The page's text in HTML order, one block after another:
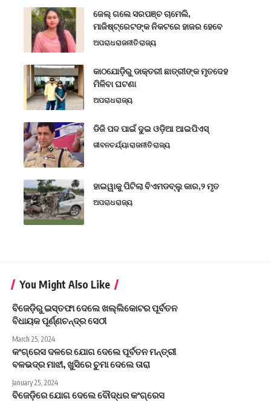
ଜେଲ୍ ଗଲେ ସରପଞ୍ଚ ଚାମେଲି,
ମାଜିଷ୍ଟ୍ରେଟଙ୍କ ନିକଟରେ ହାଜର ହେବେ
ଅପରାଧରାଜନୀତିରାଜ୍ୟ
କାଠଯୋଡ଼ିରୁ ଡାକ୍ତରୀ ଛାତ୍ରୀଙ୍କ ମୃତଦେହ
ମିଳିବା ଘଟଣା
ଅପରାଧରାଜ୍ୟ
ଡିଜି ପଦ ପାଇଁ ଦୁଇ ଓଡ଼ିଆ ଆଇପିଏସ୍
ଜୀବନଚର୍ଯ୍ୟାରାଜନୀତିରାଜ୍ୟ
ହାଇୱାକୁ ପିଟିଲା ବିଏମଡବ୍ଲୁ କାର,୨ ମୃତ
ଅପରାଧରାଜ୍ୟ
You Might Also Like
ବିଜେଡ଼ିରୁ ଇସ୍ତଫା ଦେଲେ ଖଲ୍ଲିକୋଟର ପୂର୍ବତନ
ବିଧାୟକ ପୂର୍ଣ୍ଣଚନ୍ଦ୍ର ସେଠୀ
March 25, 2024
କଂଗ୍ରେସ ଦଳରେ ଯୋଗ ଦେଲେ ପୂର୍ବତନ ମନ୍ତ୍ରୀ
ବଳଭଦ୍ର ମାଝୀ, ଖୁସିରେ ଚୁମା ଦେଲେ ତାରା
January 25, 2024
ବିଜେଡ଼ିରେ ଯୋଗ ଦେଲେ ବୌଦ୍ଧର କଂଗ୍ରେସ